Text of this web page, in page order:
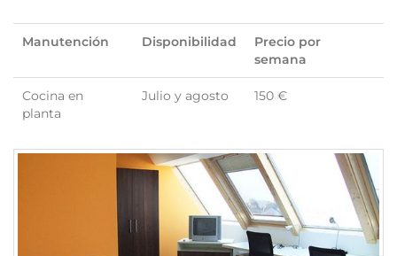
Manutención Disponibilidad
Precio por
semana
Cocina en
planta
Julio y agosto 150 €